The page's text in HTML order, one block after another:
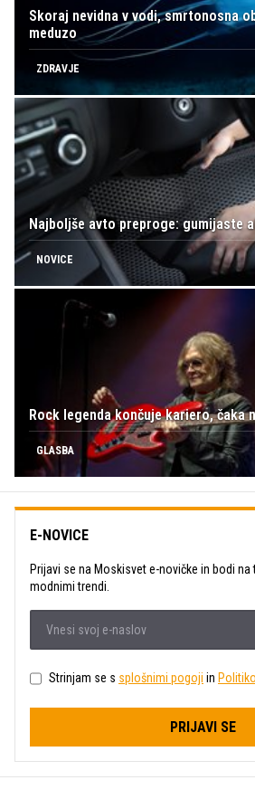
Skoraj nevidna v vodi, smrtonosna
meduzo
ZDRAVJE
Najboljše avto preproge: gumijaste
NOVICE
Rock legenda končuje kariero, čaka
GLASBA
E-NOVICE
Prijavi se na Moskisvet e-novičke in bodi
modnimi trendi.
Strinjam se s splošnimi pogoji in
PRIJAVI SE